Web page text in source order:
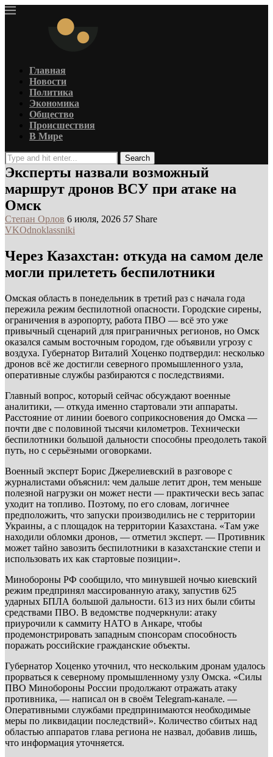
Главная
Новости
Политика
Экономика
Общество
Происшествия
В Мире
Search
Эксперты назвали возможный
маршрут дронов ВСУ при атаке на
Омск
Степан Орлов 6 июля, 2026 57 Share
VKOdnoklassniki
Через Казахстан: откуда на самом деле
могли прилететь беспилотники
Омская область в понедельник в третий раз с начала года
пережила режим беспилотной опасности. Городские сирены,
ограничения в аэропорту, работа ПВО — всё это уже
привычный сценарий для приграничных регионов, но Омск
оказался самым восточным городом, где объявили угрозу с
воздуха. Губернатор Виталий Хоценко подтвердил: несколько
дронов всё же достигли северного промышленного узла,
оперативные службы разбираются с последствиями.
Главный вопрос, который сейчас обсуждают военные
аналитики, — откуда именно стартовали эти аппараты.
Расстояние от линии боевого соприкосновения до Омска —
почти две с половиной тысячи километров. Технически
беспилотники большой дальности способны преодолеть такой
путь, но с серьёзными оговорками.
Военный эксперт Борис Джерелиевский в разговоре с
журналистами объяснил: чем дальше летит дрон, тем меньше
полезной нагрузки он может нести — практически весь запас
уходит на топливо. Поэтому, по его словам, логичнее
предположить, что запуски производились не с территории
Украины, а с площадок на территории Казахстана. «Там уже
находили обломки дронов, — отметил эксперт. — Противник
может тайно завозить беспилотники в казахстанские степи и
использовать их как стартовые позиции».
Минобороны РФ сообщило, что минувшей ночью киевский
режим предпринял массированную атаку, запустив 625
ударных БПЛА большой дальности. 613 из них были сбиты
средствами ПВО. В ведомстве подчеркнули: атаку
приурочили к саммиту НАТО в Анкаре, чтобы
продемонстрировать западным спонсорам способность
поражать российские гражданские объекты.
Губернатор Хоценко уточнил, что нескольким дронам удалось
прорваться к северному промышленному узлу Омска. «Силы
ПВО Минобороны России продолжают отражать атаку
противника, — написал он в своём Telegram-канале. —
Оперативными службами предпринимаются необходимые
меры по ликвидации последствий». Количество сбитых над
областью аппаратов глава региона не назвал, добавив лишь,
что информация уточняется.